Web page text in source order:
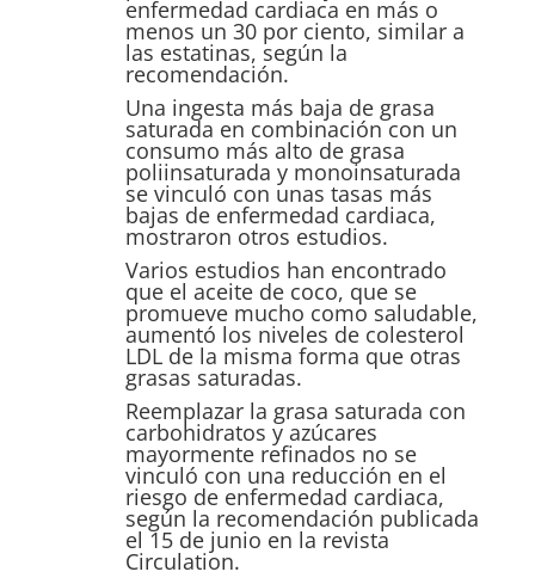
enfermedad cardiaca en más o
menos un 30 por ciento, similar a
las estatinas, según la
recomendación.
Una ingesta más baja de grasa
saturada en combinación con un
consumo más alto de grasa
poliinsaturada y monoinsaturada
se vinculó con unas tasas más
bajas de enfermedad cardiaca,
mostraron otros estudios.
Varios estudios han encontrado
que el aceite de coco, que se
promueve mucho como saludable,
aumentó los niveles de colesterol
LDL de la misma forma que otras
grasas saturadas.
Reemplazar la grasa saturada con
carbohidratos y azúcares
mayormente refinados no se
vinculó con una reducción en el
riesgo de enfermedad cardiaca,
según la recomendación publicada
el 15 de junio en la revista
Circulation.